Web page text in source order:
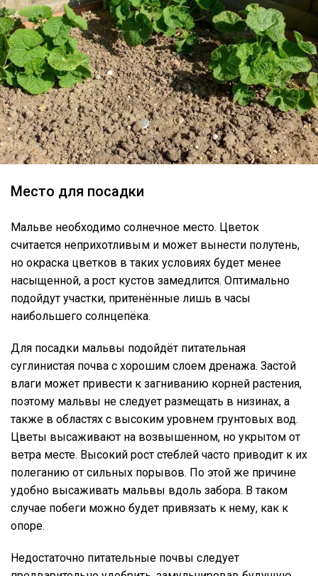
Место для посадки
Мальве необходимо солнечное место. Цветок
считается неприхотливым и может вынести полутень,
но окраска цветков в таких условиях будет менее
насыщенной, а рост кустов замедлится. Оптимально
подойдут участки, притенённые лишь в часы
наибольшего солнцепёка.
Для посадки мальвы подойдёт питательная
суглинистая почва с хорошим слоем дренажа. Застой
влаги может привести к загниванию корней растения,
поэтому мальвы не следует размещать в низинах, а
также в областях с высоким уровнем грунтовых вод.
Цветы высаживают на возвышенном, но укрытом от
ветра месте. Высокий рост стеблей часто приводит к их
полеганию от сильных порывов. По этой же причине
удобно высаживать мальвы вдоль забора. В таком
случае побеги можно будет привязать к нему, как к
опоре.
Недостаточно питательные почвы следует